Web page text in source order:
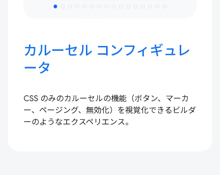
カルーセル コンフィギュレ
ータ
CSS のみのカルーセルの機能（ボタン、マーカ
ー、ページング、無効化）を視覚化できるビルダ
ーのようなエクスペリエンス。